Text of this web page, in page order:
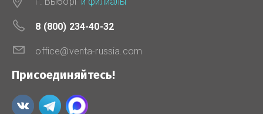
8 (800) 234-40-32
office@venta-russia.com
Присоединяйтесь!